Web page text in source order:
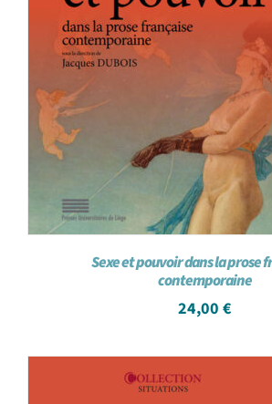
Sexe et pouvoir dans la prose
contemporaine
24,00 €